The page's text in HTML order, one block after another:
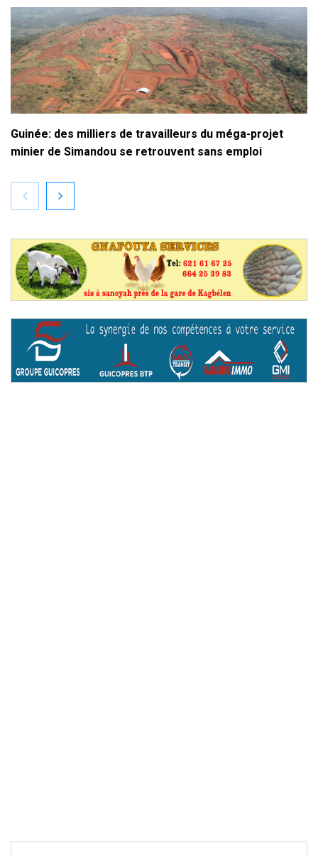
Guinée: des milliers de travailleurs du méga-projet
minier de Simandou se retrouvent sans emploi